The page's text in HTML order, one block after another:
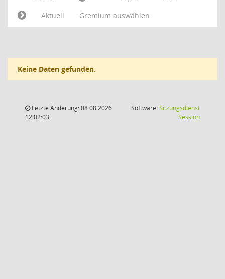
Aktuell
Gremium auswählen
Keine Daten gefunden.
Letzte Änderung: 08.08.2026
12:02:03
Software:Sitzungsdienst
Session(Wird in